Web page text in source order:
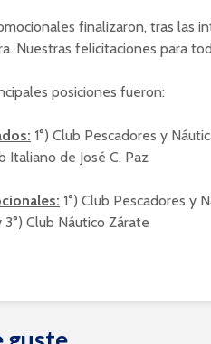
finalizaron, tras las
Nuestras felicitaciones para
posiciones fueron:
1°) Club Pescadores y
Italiano de José C. Paz
1°) Club Pescadores y
3°) Club Náutico Zárate